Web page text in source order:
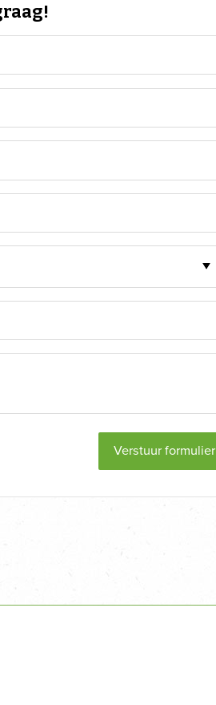
Verstuur formulier